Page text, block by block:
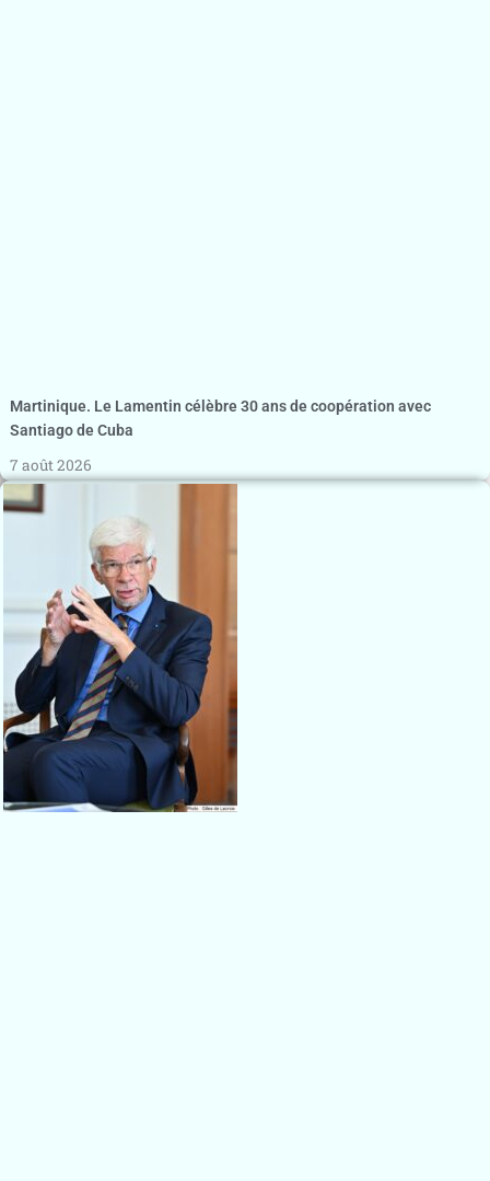
Martinique. Le Lamentin célèbre 30 ans de coopération avec
Santiago de Cuba
7 août 2026